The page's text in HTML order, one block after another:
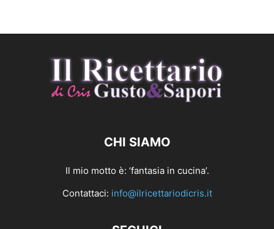
CHI SIAMO
Il mio motto è: ‘fantasia in cucina’.
Contattaci: info@ilricettariodicris.it